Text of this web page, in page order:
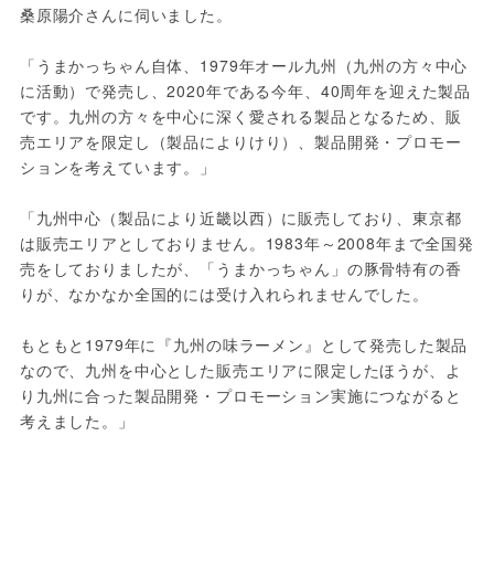
桑原陽介さんに伺いました。
「うまかっちゃん自体、1979年オール九州（九州の方々中心
に活動）で発売し、2020年である今年、40周年を迎えた製品
です。九州の方々を中心に深く愛される製品となるため、販
売エリアを限定し（製品によりけり）、製品開発・プロモー
ションを考えています。」
「九州中心（製品により近畿以西）に販売しており、東京都
は販売エリアとしておりません。1983年～2008年まで全国発
売をしておりましたが、「うまかっちゃん」の豚骨特有の香
りが、なかなか全国的には受け入れられませんでした。
もともと1979年に『九州の味ラーメン』として発売した製品
なので、九州を中心とした販売エリアに限定したほうが、よ
り九州に合った製品開発・プロモーション実施につながると
考えました。」